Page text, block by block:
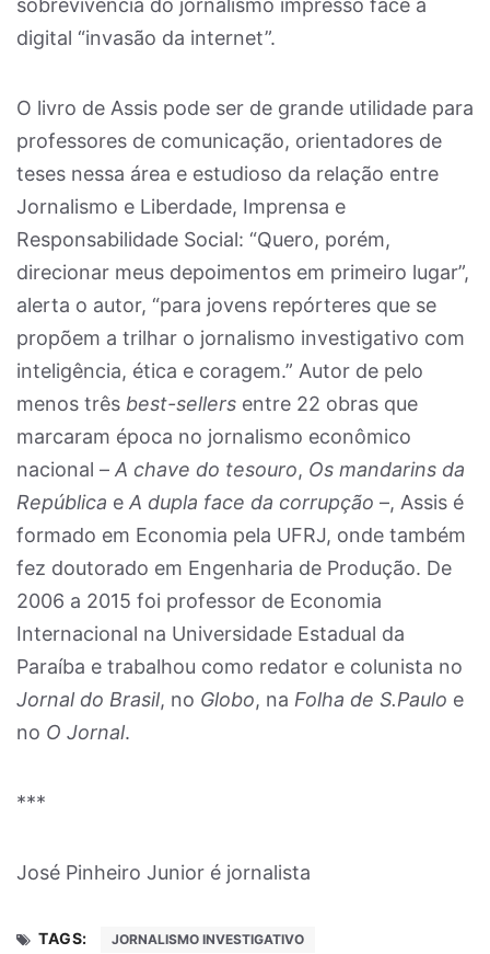
sobrevivência do jornalismo impresso face à
digital “invasão da internet”.
O livro de Assis pode ser de grande utilidade para
professores de comunicação, orientadores de
teses nessa área e estudioso da relação entre
Jornalismo e Liberdade, Imprensa e
Responsabilidade Social: “Quero, porém,
direcionar meus depoimentos em primeiro lugar”,
alerta o autor, “para jovens repórteres que se
propõem a trilhar o jornalismo investigativo com
inteligência, ética e coragem.” Autor de pelo
menos três best-sellers entre 22 obras que
marcaram época no jornalismo econômico
nacional – A chave do tesouro, Os mandarins da
República e A dupla face da corrupção –, Assis é
formado em Economia pela UFRJ, onde também
fez doutorado em Engenharia de Produção. De
2006 a 2015 foi professor de Economia
Internacional na Universidade Estadual da
Paraíba e trabalhou como redator e colunista no
Jornal do Brasil, no Globo, na Folha de S.Paulo e
no O Jornal.
***
José Pinheiro Junior é jornalista
TAGS: JORNALISMO INVESTIGATIVO